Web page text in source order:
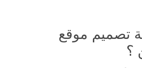
تصميم موقع
؟